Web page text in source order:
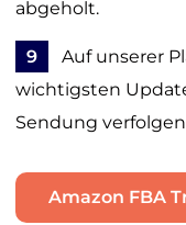
abgeholt.
9
Auf unserer
wichtigsten
Sendung verfolgen
Amazon FBA